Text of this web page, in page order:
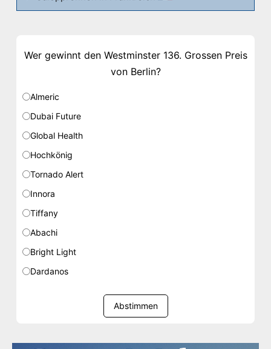
Wer gewinnt den Westminster 136. Grossen Preis
von Berlin?
Almeric
Dubai Future
Global Health
Hochkönig
Tornado Alert
Innora
Tiffany
Abachi
Bright Light
Dardanos
Abstimmen